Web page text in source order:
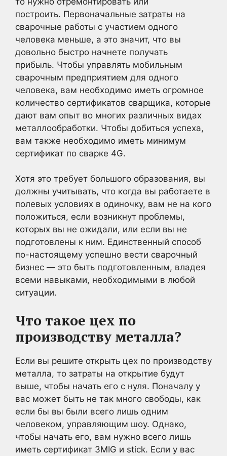
построить. Первоначальные затраты на
сварочные работы с участием одного
человека меньше, а это значит, что вы
довольно быстро начнете получать
прибыль. Чтобы управлять мобильным
сварочным предприятием для одного
человека, вам необходимо иметь огромное
количество сертификатов сварщика, которые
дают вам опыт во многих различных видах
металлообработки. Чтобы добиться успеха,
вам также необходимо иметь минимум
сертификат по сварке 4G.
Хотя это требует большого образования, вы
должны учитывать, что когда вы работаете в
полевых условиях в одиночку, вам не на кого
положиться, если возникнут проблемы,
которых вы не ожидали, или если вы не
подготовлены к ним. Единственный способ
по-настоящему успешно вести сварочный
бизнес — это быть подготовленным, владея
всеми навыками, необходимыми в любой
ситуации.
Что такое цех по
производству металла?
Если вы решите открыть цех по производству
металла, то затраты на открытие будут
выше, чтобы начать его с нуля. Поначалу у
вас может быть не так много свободы, как
если бы вы были всего лишь одним
человеком, управляющим шоу. Однако,
чтобы начать его, вам нужно всего лишь
иметь сертификат 3MIG и stick. Если у вас